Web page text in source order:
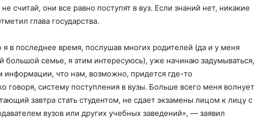
считай, они все равно поступят в вуз. Если знаний нет, никакие
глава государства.
я в последнее время, послушав многих родителей (да и у меня
большой семье, я этим интересуюсь), уже начинаю задумываться,
информации, что нам, возможно, придется где-то
говоря, систему поступления в вузы. Больше всего меня волнует
завтра стать студентом, не сдает экзамены лицом к лицу с
вузов или других учебных заведений», — заявил